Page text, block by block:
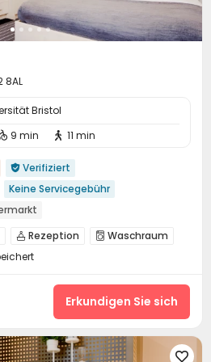
Briefkasten Fitnessstudio
Kino
8AL
Bristol
9 min  11 min
 Verifiziert
Keine Servicegebühr
Internet
 Rezeption  Waschraum
Selbststudienraum
der Hof
Erkundigen Sie sich
